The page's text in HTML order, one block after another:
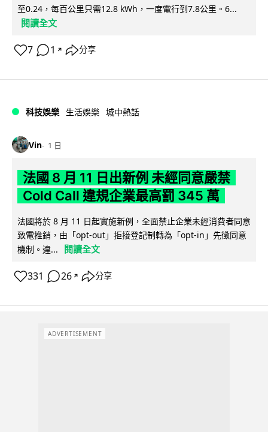
至0.24，每百公里只需12.8 kWh，一度電行到7.8公里。6...
閱讀全文
7 1 ↗ 分享
科技娛樂 生活娛樂 城中熱話
Vin 1 日
法國 8 月 11 日出新例 未經同意嚴禁
Cold Call 違規企業最高罰 345 萬
法國將於 8 月 11 日起實施新例，全面禁止企業未經消費者同意
致電推銷，由「opt-out」拒接登記制轉為「opt-in」先徵同意
機制。違...
閱讀全文
331 26 ↗ 分享
ADVERTISEMENT